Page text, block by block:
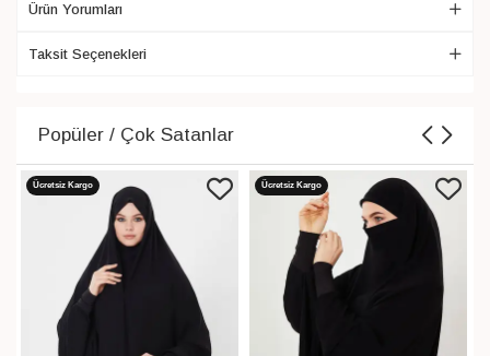
Ürün Yorumları
Taksit Seçenekleri
Popüler / Çok Satanlar
Ücretsiz Kargo Ücretsiz Kargo